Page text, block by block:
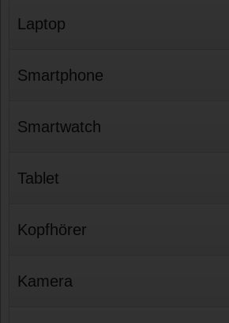
Laptop
Smartphone
Smartwatch
Tablet
Kopfhörer
Kamera